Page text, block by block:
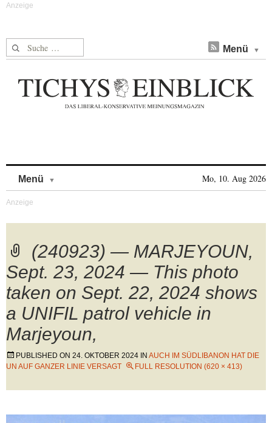
Suche nach: Menü
Menü Mo, 10. Aug 2026
(240923) — MARJEYOUN,
Sept. 23, 2024 — This photo
taken on Sept. 22, 2024 shows
a UNIFIL patrol vehicle in
Marjeyoun,
PUBLISHED ON 24. OKTOBER 2024 IN AUCH IM SÜDLIBANON HAT DIE
UN AUF GANZER LINIE VERSAGT
FULL RESOLUTION (620 × 413)